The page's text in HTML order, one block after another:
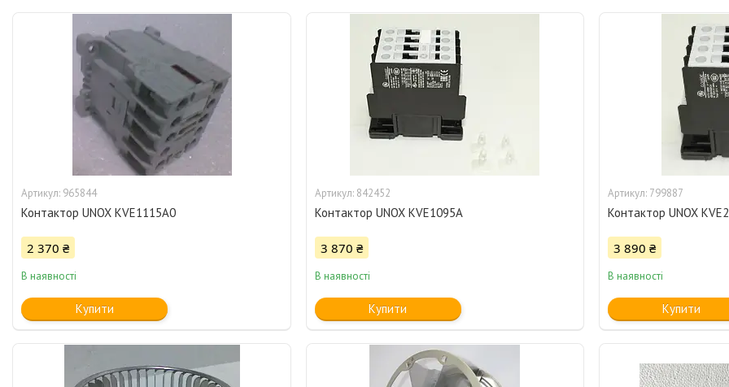
965844
Контактор UNOX KVE1115A0
2 370 ₴
В наявності
Купити
842452
Контактор UNOX KVE1095A
3 870 ₴
В наявності
Купити
799887
Контактор UNOX
3 890 ₴
В наявності
Купити